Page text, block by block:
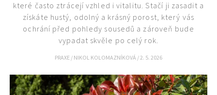
Naše krásná zahrada
které často ztrácejí vzhled i vitalitu. Stačí ji zasadit a
získáte hustý, odolný a krásný porost, který vás
ochrání před pohledy sousedů a zároveň bude
vypadat skvěle po celý rok.
PRAXE / NIKOL KOLOMAZNÍKOVÁ /2. 5. 2026